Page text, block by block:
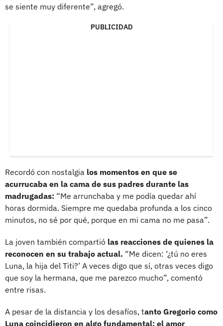
se siente muy diferente”, agregó.
PUBLICIDAD
Recordó con nostalgia los momentos en que se
acurrucaba en la cama de sus padres durante las
madrugadas: “Me arrunchaba y me podía quedar ahí
horas dormida. Siempre me quedaba profunda a los cinco
minutos, no sé por qué, porque en mi cama no me pasa”.
La joven también compartió las reacciones de quienes la
reconocen en su trabajo actual. “Me dicen: ‘¿tú no eres
Luna, la hija del Titi?’ A veces digo que sí, otras veces digo
que soy la hermana, que me parezco mucho”, comentó
entre risas.
A pesar de la distancia y los desafíos, tanto Gregorio como
Luna coincidieron en algo fundamental: el amor